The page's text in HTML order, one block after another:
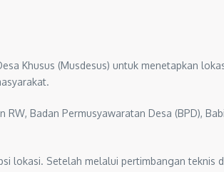
Khusus (Musdesus) untuk menetapkan
Badan Permusyawaratan Desa (BPD),
lokasi. Setelah melalui pertimbangan teknis